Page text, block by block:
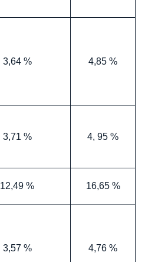
3,64 % 4,85 %
3,71 % 4, 95 %
12,49 % 16,65 %
3,57 % 4,76 %